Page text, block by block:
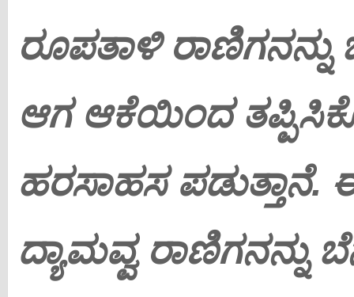
ರೂಪತಾಳಿ ರಾಣಿಗನನ್ನು
ಆಗ ಆಕೆಯಿಂದ
ಹರಸಾಹಸ ಪಡುತ್ತಾನೆ.
ದ್ಯಾಮವ್ವ ರಾಣಿಗನನ್ನು